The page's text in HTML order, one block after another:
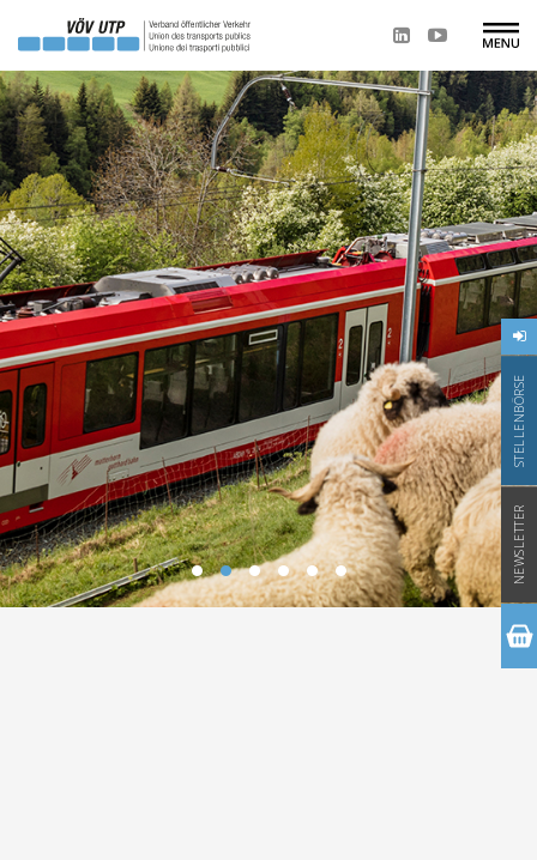
STELLENBÖRSE
NEWSLETTER